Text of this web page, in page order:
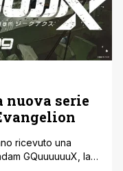
nuova serie
ricevuto una
GQuuuuuuX, la